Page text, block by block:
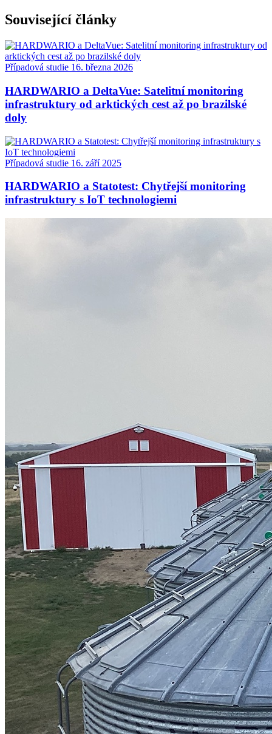
Související články
Případová studie 16. března 2026
HARDWARIO a DeltaVue: Satelitní monitoring
infrastruktury od arktických cest až po brazilské
doly
Případová studie 16. září 2025
HARDWARIO a Statotest: Chytřejší monitoring
infrastruktury s IoT technologiemi